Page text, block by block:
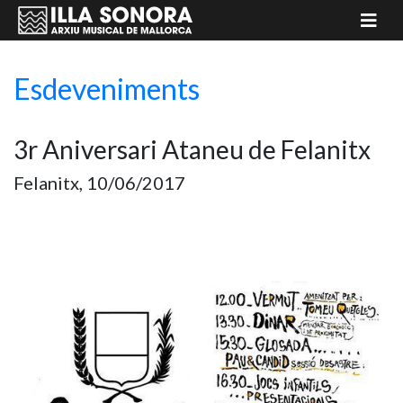
Esdeveniments
3r Aniversari Ataneu de Felanitx
Felanitx, 10/06/2017